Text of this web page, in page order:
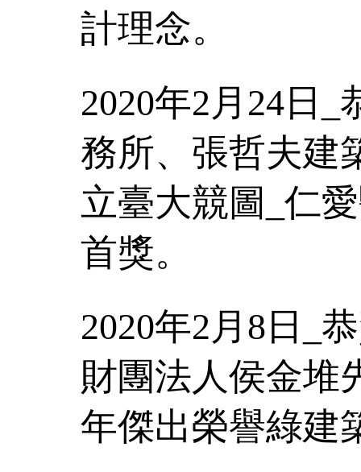
計理念。
2020年2月24日
務所、張哲夫建
立臺大競圖_仁
首獎。
2020年2月8日_
財團法人侯金堆
年傑出榮譽綠建